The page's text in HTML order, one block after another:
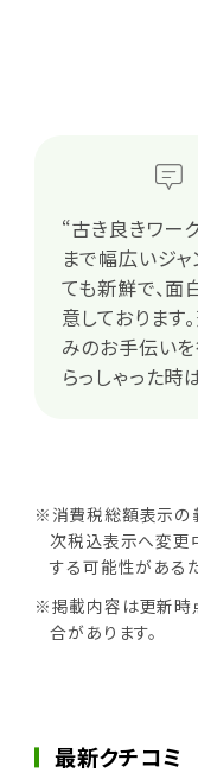
“古き良きワー
まで幅広いジ
ても新鮮で、面
意しております
みのお手伝いを
らっしゃった時
※消費税総額表示の
次税込表示へ変更
する可能性がある
※掲載内容は更新時
合があります。
最新クチコミ